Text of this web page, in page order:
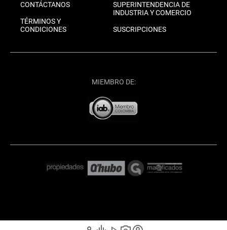
CONTÁCTANOS
TÉRMINOS Y
CONDICIONES
SUPERINTENDENCIA DE
INDUSTRIA Y COMERCIO
SUSCRIPCIONES
MIEMBRO DE: